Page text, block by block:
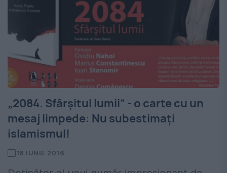
„2084. Sfârșitul lumii” - o carte cu un
mesaj limpede: Nu subestimați
islamismul!
16 IUNIE 2016